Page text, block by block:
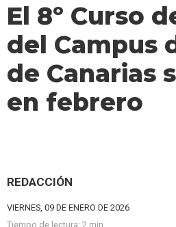
El 8º Curso
del Campus
de Canarias
en febrero
REDACCIÓN
VIERNES, 09 DE ENERO DE 2026
Tiempo de lectura: 2 min